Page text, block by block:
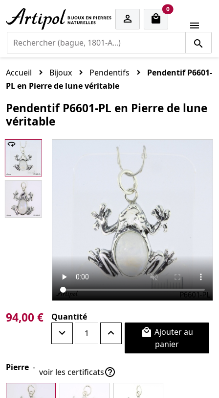

0cart items

Accueil Bijoux Pendentifs
Pendentif P6601-
PL en Pierre de lune véritable
Pendentif P6601-PL en Pierre de lune
véritable
94,00 € Quantité
 Ajouter au
panier
Pierre - voir les certificats